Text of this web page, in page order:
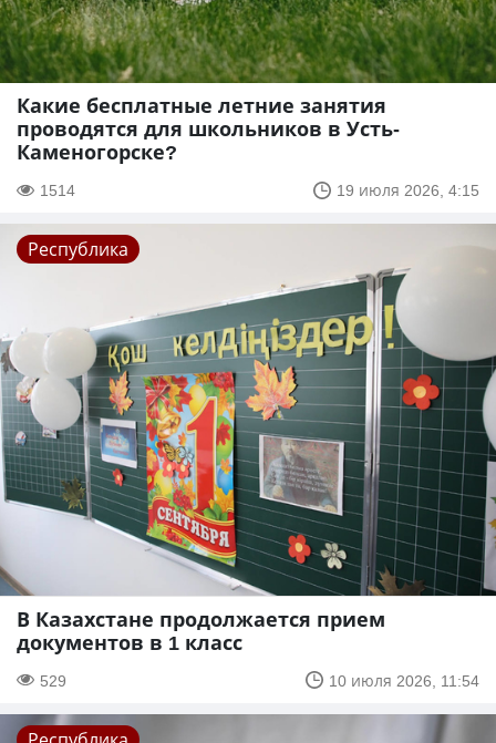
Какие бесплатные летние занятия
проводятся для школьников в Усть-
Каменогорске?
1514 19 июля 2026, 4:15
Республика
В Казахстане продолжается прием
документов в 1 класс
529 10 июля 2026, 11:54